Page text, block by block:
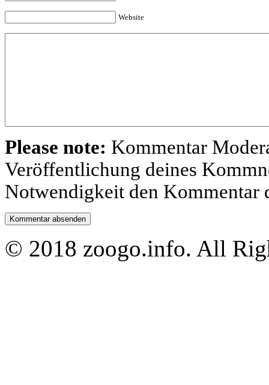
Website
Please note: Kommentar
Veröffentlichung deines
Notwendigkeit den Kommentar
© 2018 zoogo.info. All